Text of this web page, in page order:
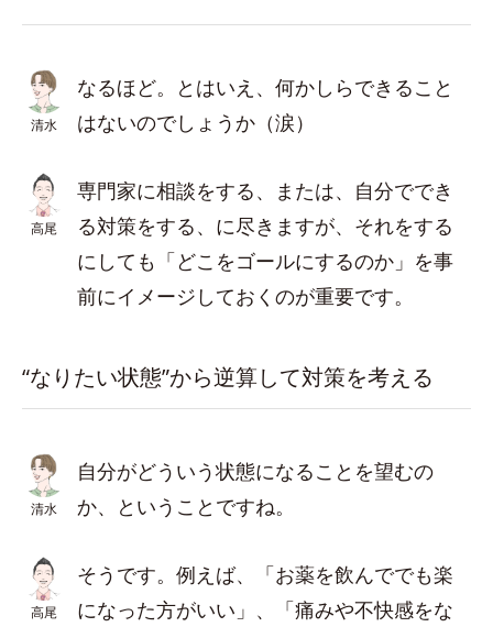
清水
なるほど。とはいえ、何かしらできること
はないのでしょうか（涙）
高尾
専門家に相談をする、または、自分ででき
る対策をする、に尽きますが、それをする
にしても「どこをゴールにするのか」を事
前にイメージしておくのが重要です。
“なりたい状態”から逆算して対策を考える
清水
自分がどういう状態になることを望むの
か、ということですね。
高尾
そうです。例えば、「お薬を飲んででも楽
になった方がいい」、「痛みや不快感をな